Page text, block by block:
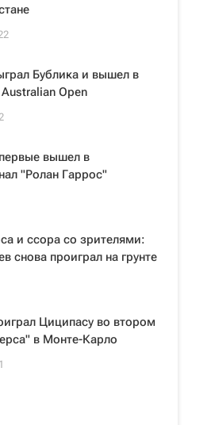
Бублика и вышел в
Open
вышел в
"Ролан Гаррос"
и ссора со зрителями:
снова проиграл на грунте
Циципасу во втором
в Монте-Карло